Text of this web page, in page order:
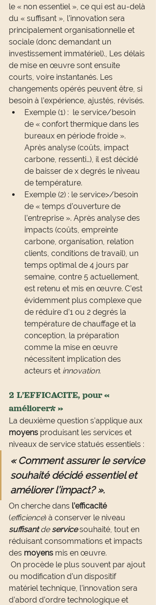
le « non essentiel », ce qui est au-delà
du « suffisant », l’innovation sera
principalement organisationnelle et
sociale (donc demandant un
investissement immatériel)., Les délais
de mise en œuvre sont ensuite
courts, voire instantanés. Les
changements opérés peuvent être, si
besoin à l’expérience, ajustés, révisés.
Exemple (1) :  le service/besoin
de « confort thermique dans les
bureaux en période froide ».
Après analyse (coûts, impact
carbone, ressenti…), il est décidé
de baisser de x degrés le niveau
de température.
Exemple (2) : le service>/besoin
de « temps d’ouverture de
l’entreprise ». Après analyse des
impacts (coûts, empreinte
carbone, organisation, relation
clients, conditions de travail), un
temps optimal de 4 jours par
semaine, contre 5 actuellement,
est retenu et mis en œuvre. C’est
évidemment plus complexe que
de réduire d’1 ou 2 degrés la
température de chauffage et la
conception, la préparation
comme la mise en œuvre
nécessitent implication des
acteurs et innovation.
2 L’EFFICACITE, pour «
améliorer* »
La deuxième question s’applique aux
moyens produisant les services et
niveaux de service statués essentiels :
« Comment assurer le service
souhaité décidé essentiel et
améliorer l’impact? ».
On cherche dans l’efficacité
(efficience) à conserver le niveau
suffisant de service souhaité, tout en
réduisant consommations et impacts
des moyens mis en œuvre.
ou modification d’un dispositif
matériel technique, l’innovation sera
d’abord d’ordre technologique et